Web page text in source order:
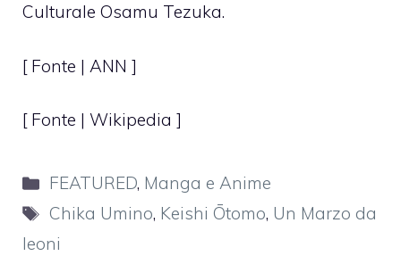
Culturale Osamu Tezuka.
[ Fonte | ANN ]
[ Fonte | Wikipedia ]
Categorie
FEATURED, Manga e Anime
Tag
Chika Umino, Keishi Ōtomo, Un Marzo da
leoni